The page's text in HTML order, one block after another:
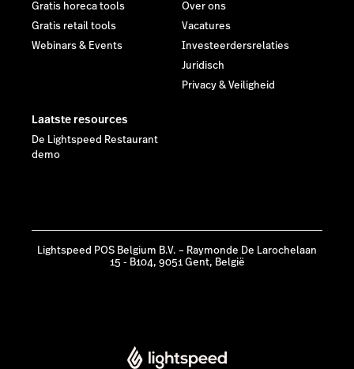
Gratis horeca tools
Gratis retail tools
Webinars & Events
Over ons
Vacatures
Investeerdersrelaties
Juridisch
Privacy & Veiligheid
Laatste resources
De Lightspeed Restaurant
demo
Lightspeed POS Belgium B.V. – Raymonde De Larochelaan
15 - B104, 9051 Gent, België